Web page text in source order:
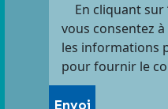
En cliquant sur
vous consentez
les informations
pour fournir le